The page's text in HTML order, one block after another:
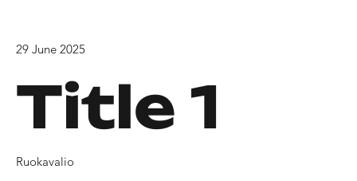
Ruokavalio
Title 1
29 June 2025